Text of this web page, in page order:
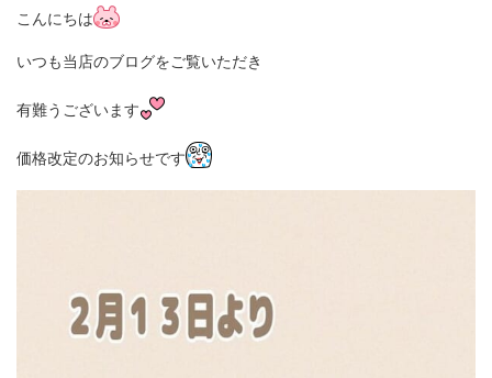
こんにちは
いつも当店のブログをご覧いただき
有難うございます
価格改定のお知らせです